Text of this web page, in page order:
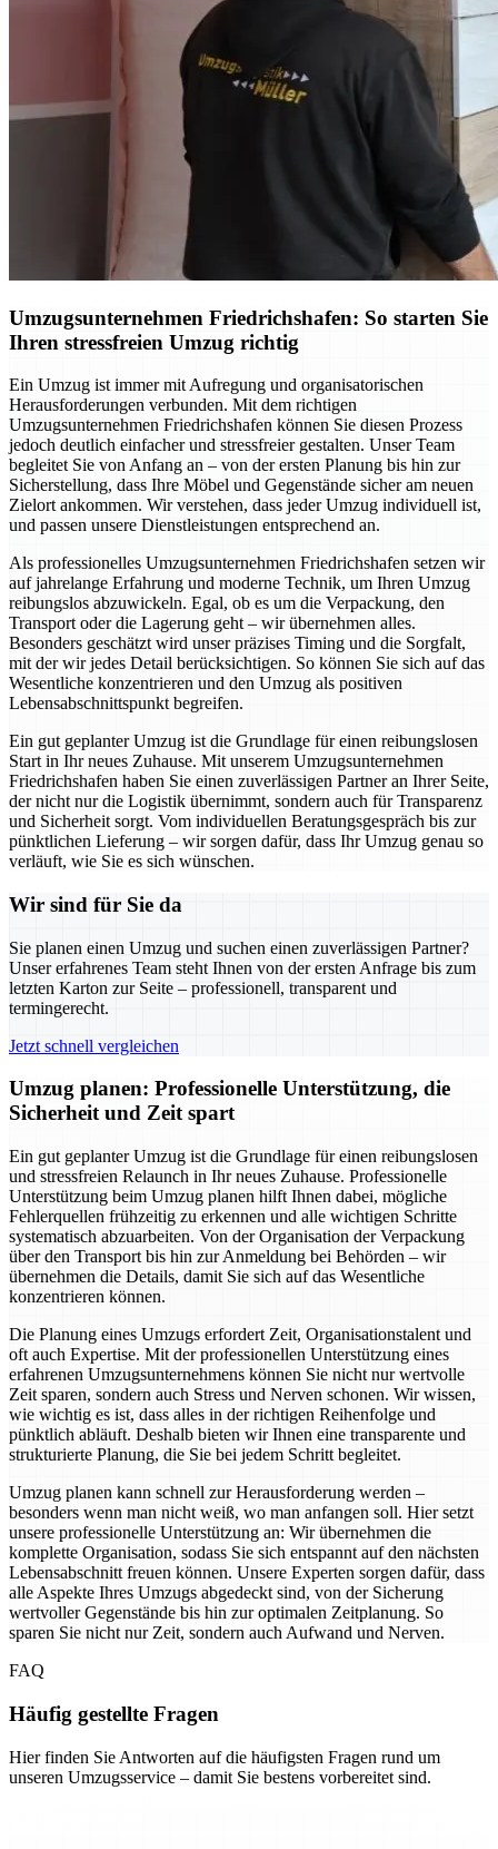
Umzugsunternehmen Friedrichshafen: So starten Sie
Ihren stressfreien Umzug richtig
Ein Umzug ist immer mit Aufregung und organisatorischen
Herausforderungen verbunden. Mit dem richtigen
Umzugsunternehmen Friedrichshafen können Sie diesen Prozess
jedoch deutlich einfacher und stressfreier gestalten. Unser Team
begleitet Sie von Anfang an – von der ersten Planung bis hin zur
Sicherstellung, dass Ihre Möbel und Gegenstände sicher am neuen
Zielort ankommen. Wir verstehen, dass jeder Umzug individuell ist,
und passen unsere Dienstleistungen entsprechend an.
Als professionelles Umzugsunternehmen Friedrichshafen setzen wir
auf jahrelange Erfahrung und moderne Technik, um Ihren Umzug
reibungslos abzuwickeln. Egal, ob es um die Verpackung, den
Transport oder die Lagerung geht – wir übernehmen alles.
Besonders geschätzt wird unser präzises Timing und die Sorgfalt,
mit der wir jedes Detail berücksichtigen. So können Sie sich auf das
Wesentliche konzentrieren und den Umzug als positiven
Lebensabschnittspunkt begreifen.
Ein gut geplanter Umzug ist die Grundlage für einen reibungslosen
Start in Ihr neues Zuhause. Mit unserem Umzugsunternehmen
Friedrichshafen haben Sie einen zuverlässigen Partner an Ihrer Seite,
der nicht nur die Logistik übernimmt, sondern auch für Transparenz
und Sicherheit sorgt. Vom individuellen Beratungsgespräch bis zur
pünktlichen Lieferung – wir sorgen dafür, dass Ihr Umzug genau so
verläuft, wie Sie es sich wünschen.
Wir sind für Sie da
Sie planen einen Umzug und suchen einen zuverlässigen Partner?
Unser erfahrenes Team steht Ihnen von der ersten Anfrage bis zum
letzten Karton zur Seite – professionell, transparent und
termingerecht.
Jetzt schnell vergleichen
Umzug planen: Professionelle Unterstützung, die
Sicherheit und Zeit spart
Ein gut geplanter Umzug ist die Grundlage für einen reibungslosen
und stressfreien Relaunch in Ihr neues Zuhause. Professionelle
Unterstützung beim Umzug planen hilft Ihnen dabei, mögliche
Fehlerquellen frühzeitig zu erkennen und alle wichtigen Schritte
systematisch abzuarbeiten. Von der Organisation der Verpackung
über den Transport bis hin zur Anmeldung bei Behörden – wir
übernehmen die Details, damit Sie sich auf das Wesentliche
konzentrieren können.
Die Planung eines Umzugs erfordert Zeit, Organisationstalent und
oft auch Expertise. Mit der professionellen Unterstützung eines
erfahrenen Umzugsunternehmens können Sie nicht nur wertvolle
Zeit sparen, sondern auch Stress und Nerven schonen. Wir wissen,
wie wichtig es ist, dass alles in der richtigen Reihenfolge und
pünktlich abläuft. Deshalb bieten wir Ihnen eine transparente und
strukturierte Planung, die Sie bei jedem Schritt begleitet.
Umzug planen kann schnell zur Herausforderung werden –
besonders wenn man nicht weiß, wo man anfangen soll. Hier setzt
unsere professionelle Unterstützung an: Wir übernehmen die
komplette Organisation, sodass Sie sich entspannt auf den nächsten
Lebensabschnitt freuen können. Unsere Experten sorgen dafür, dass
alle Aspekte Ihres Umzugs abgedeckt sind, von der Sicherung
wertvoller Gegenstände bis hin zur optimalen Zeitplanung. So
sparen Sie nicht nur Zeit, sondern auch Aufwand und Nerven.
FAQ
Häufig gestellte Fragen
Hier finden Sie Antworten auf die häufigsten Fragen rund um
unseren Umzugsservice – damit Sie bestens vorbereitet sind.